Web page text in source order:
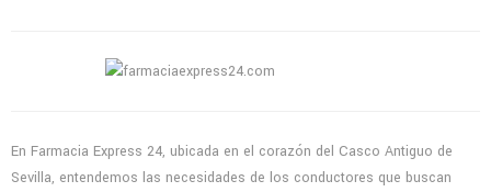
En Farmacia Express 24, ubicada en el corazón del Casco Antiguo de
Sevilla, entendemos las necesidades de los conductores que buscan